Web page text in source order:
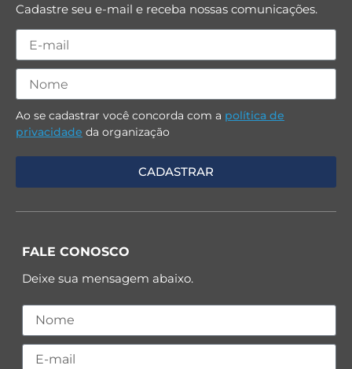
Cadastre seu e-mail e receba nossas comunicações.
Ao se cadastrar você concorda com a política de
privacidade da organização
FALE CONOSCO
Deixe sua mensagem abaixo.